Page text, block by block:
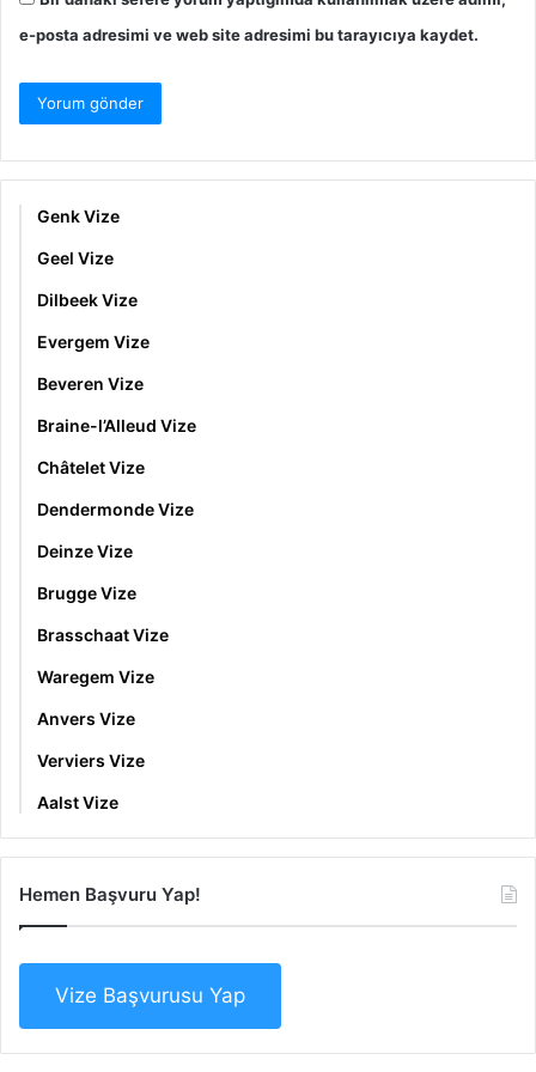
e-posta adresimi ve web site adresimi bu tarayıcıya kaydet.
Genk Vize
Geel Vize
Dilbeek Vize
Evergem Vize
Beveren Vize
Braine-l’Alleud Vize
Châtelet Vize
Dendermonde Vize
Deinze Vize
Brugge Vize
Brasschaat Vize
Waregem Vize
Anvers Vize
Verviers Vize
Aalst Vize
Hemen Başvuru Yap!
Vize Başvurusu Yap